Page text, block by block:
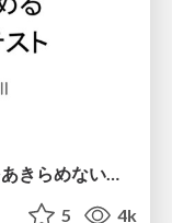
マイクロサービスアーキテクチャをあきらめないための、モノリスで始めるアーキテクチャテスト / #jjug_ccc_b #ccc_b8 / JJUG CCC 2020 Fall
5 4k